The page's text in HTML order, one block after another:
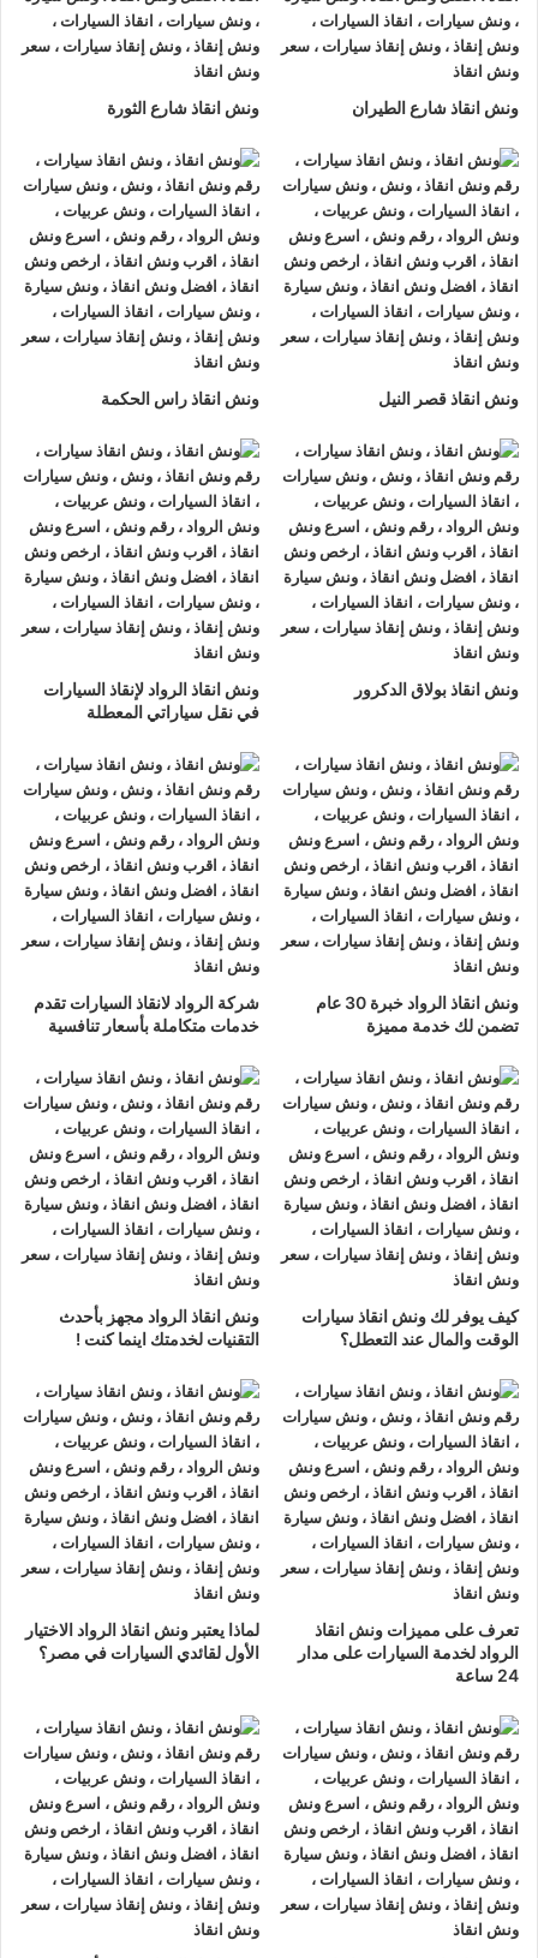
العامرية او على الطريق وذلك لأننا نعمل على مدار الساعة طوال
أيام الأسبوع.
2- الأمان
السيارة امنة تماما حتي الوصول إلي أقرب مركز صيانة.
3- الخبرة
فريق عمل شركة الرواد لإنقاذ و رفع السيارات مدرب على كيفيةنقل
السياراتوتثبيتها عليونش الانقاذ
وذلك إلى جانب خبرتهم المتميزة
في اختيار أسرع الطرق.
تنتشر
اوناش الانقاذ في العامرية
أو علي الطرق الرئيسية في جميع
انحاء الجمهورية وهو ما يسمح بسرعة وصولونش انقاذ السيارات
اليك خلال 15 دقيقة بحد اقصي.
ونش انقاذ الروادلدينا دائماونش انقاذ سيارات في العامريةلسحب
و إنقاذ سيارتك وأخذك الي اقرب مركز صيانة أو وكيل معتمد ، أتصل
بنا الان ولا تتردد
هوأرخص ونش انقاذ في العامرية
نحن نعمل على مدار الساعة ، اتصل الان 01063144040
–
يصلك ونش انقاذ سيارات
و مجهز بأحدث المعدات وأحدث وسائل الأمان والراحة.
ونش انقاذ سيارات العامرية
ما يميزنا عن غيرنا انفرادنا بتقديم خدماتنا باحترافية عالية ونعمل منذ
عام 2002 على الطرق السريعة بكافة انحاء جمهورية مصر العربية
لبناء جسور من الثقة المتبادلة بين الشركة وعملائها و انقاذ ونقل
السيارات
سحب السياراتمن الحوادث.
اسرعونش انقاذ سياراتفي العامرية
ونش انقاذ سيارات العامرية لدينا ونش انقاذ سيارات مزود بمعدات
حديثة و مجهزة لـسحب السيارات من الاعطال والحوادث نحنأسرع
ونش انقاذ سياراتيرجي الاتصال بنا عليرقم ونش انقاذ سيارات
01063144040
–
01093018585
–
01120018852ليصلك
اقرب ونش انقاذفي غضون 15 دقائق بحد اقصي.
تليفون ونش انقاذ سياراتفي العامرية
ونش انقاذ العامريةنحن أرخص ونش أنقاذفي العامرية وأسرع ونش
بالقرب منك ,ونش انقاذالعامرية منونش انقاذ
الرواد نعمل منذ 33
عاما ومتخصصون في أنقاذ ورفع السيارات وخدمات الإنقاذ السريع
ولدينا اسطول
سيارات إنقاذ
منتشرة في العامرية و جميع انحاء
الجمهورية لإنقاذ و رفع السيارات المعطلة و سيارات الحوادث.
تتميز خدمةإنقاذ السياراتمن شركة الرواد
لإنقاذ و رفع السيارات بالأتي :
نتعهد بوصولونش الانقاذ بسرعة إلىموقعكفي العامرية
خلال 10 دقائق بحد اقصي.
يمكنك الاتصال بنا أو ارسال موقعك علي
بريد إلكتروني
إلى أحد ممثلينا الموجودين لارسال
أقرب ونش
انقاذ اليك في أي وقت.
ونش انقاذ سياراتالرواد مؤمن بالكامل حتي لا يسب اي تلف
اجزاء سياراتك.
لديناافضل ونش انقاذ سيارات واسرع ونش انقاذ سياراتو
اقرب ونش انقاذ سياراتكما نقدم خدمةانقاذ سياراتباقل
سعر بدون رسوم اضافية و بدون اكراميات.
ونش انقاذ شارع الطيران ونش انقاذ شارع الثورة
ونش انقاذ قصر النيل ونش انقاذ راس الحكمة
ونش انقاذ بولاق الدكرور
ونش انقاذ الرواد لإنقاذ السيارات
في نقل سياراتي المعطلة
ونش انقاذ الرواد خبرة 30 عام
تضمن لك خدمة مميزة
شركة الرواد لانقاذ السيارات تقدم
خدمات متكاملة بأسعار تنافسية
كيف يوفر لك ونش انقاذ سيارات
الوقت والمال عند التعطل؟
ونش انقاذ الرواد مجهز بأحدث
التقنيات لخدمتك اينما كنت !
تعرف على مميزات ونش انقاذ
الرواد لخدمة السيارات على مدار
24 ساعة
لماذا يعتبر ونش انقاذ الرواد الاختيار
الأول لقائدي السيارات في مصر؟